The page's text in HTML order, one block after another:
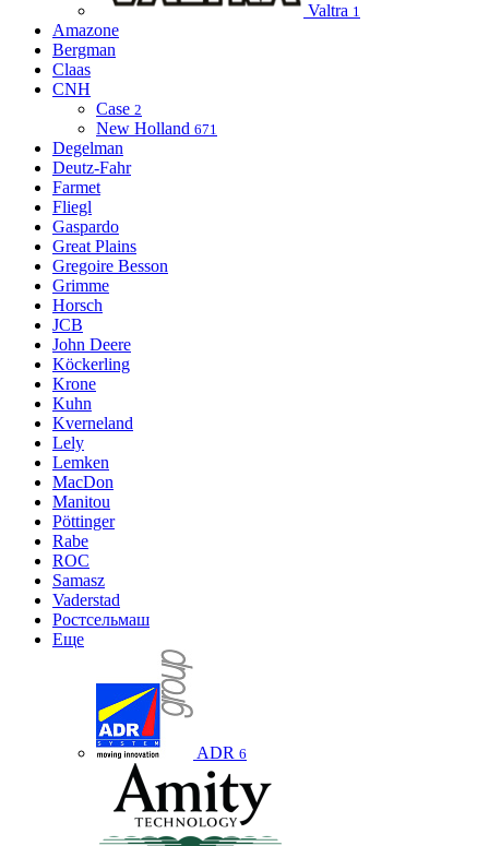
Valtra 1
Amazone
Bergman
Claas
CNH
Case 2
New Holland 671
Degelman
Deutz-Fahr
Farmet
Fliegl
Gaspardo
Great Plains
Gregoire Besson
Grimme
Horsch
JCB
John Deere
Köckerling
Krone
Kuhn
Kverneland
Lely
Lemken
MacDon
Manitou
Pöttinger
Rabe
ROC
Samasz
Vaderstad
Ростсельмаш
Еще
ADR 6